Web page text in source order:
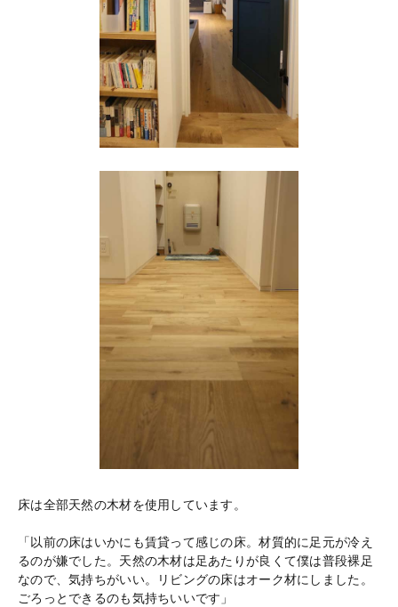
床は全部天然の木材を使用しています。
「以前の床はいかにも賃貸って感じの床。材質的に足元が冷え
るのが嫌でした。天然の木材は足あたりが良くて僕は普段裸足
なので、気持ちがいい。リビングの床はオーク材にしました。
ごろっとできるのも気持ちいいです」